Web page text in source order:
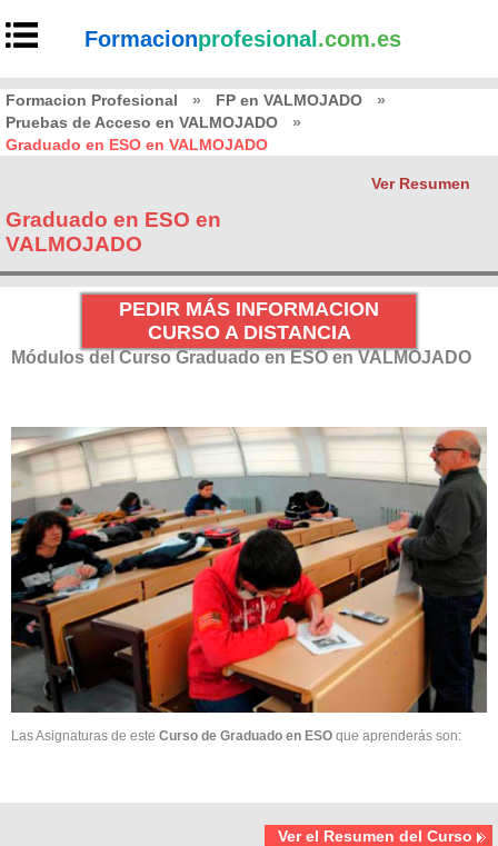
Formacionprofesional .com.es
Formacion Profesional » FP en VALMOJADO
»
Pruebas de Acceso en VALMOJADO
»
Graduado en ESO en VALMOJADO
Ver Resumen
Graduado en ESO en
VALMOJADO
PEDIR MÁS INFORMACION
CURSO A DISTANCIA
Módulos del Curso Graduado en ESO en VALMOJADO
Las Asignaturas de este Curso de Graduado en ESO que aprenderás son:
Ver el Resumen del Curso